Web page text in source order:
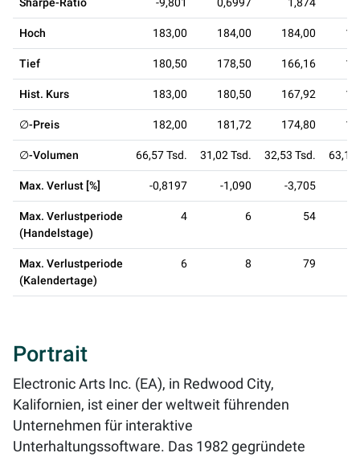
Sharpe-Ratio -9,801 0,6997 1,874
Hoch 183,00 184,00 184,00
Tief 180,50 178,50 166,16
Hist. Kurs 183,00 180,50 167,92
∅-Preis 182,00 181,72 174,80
∅-Volumen 66,57 Tsd. 31,02 Tsd. 32,53 Tsd. 63,12
Max. Verlust [%] -0,8197 -1,090 -3,705
Max. Verlustperiode
(Handelstage)
4 6 54
Max. Verlustperiode
(Kalendertage)
6 8 79
Portrait
Electronic Arts Inc. (EA), in Redwood City,
Kalifornien, ist einer der weltweit führenden
Unternehmen für interaktive
Unterhaltungssoftware. Das 1982 gegründete